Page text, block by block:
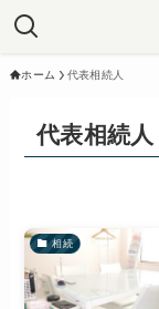
ホーム 代表相続人
代表相続人
相続